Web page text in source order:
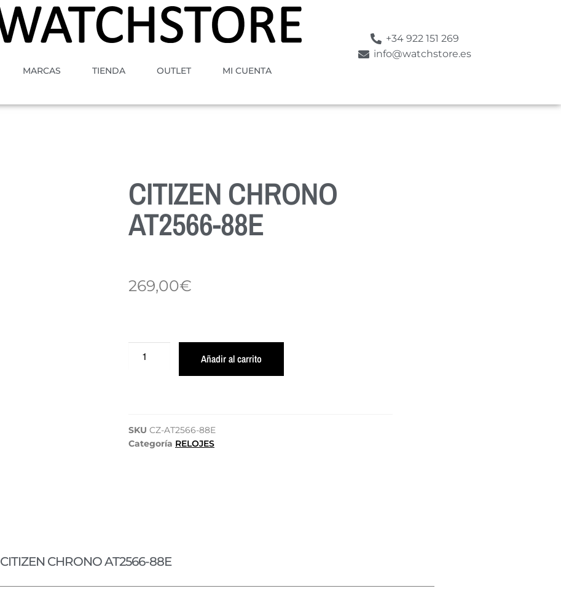
MARCAS TIENDA OUTLET MI CUENTA
+34 922 151 269
info@watchstore.es
CITIZEN CHRONO
AT2566-88E
269,00€
Añadir al carrito
SKU CZ-AT2566-88E
Categoría RELOJES
CITIZEN CHRONO AT2566-88E